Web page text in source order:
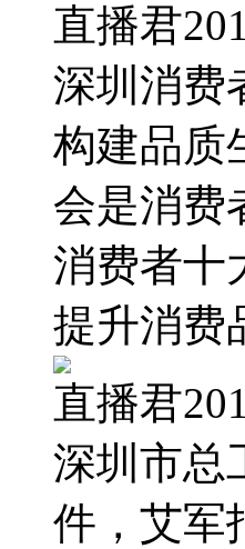
直播君
深圳消费
构建品质
会是消费
消费者十
提升消费
直播君
深圳市总
件，艾军